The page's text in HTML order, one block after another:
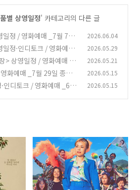
별 상영일정' 카테고리의 다른 글
일정 / 영화예매 _7월 7일
2026.06.04
정·인디토크 / 영화예매 2026.05.29
> 상영일정 / 영화예매 _6
2026.05.21
화예매 _7월 29일 종영 2026.05.15
인디토크 / 영화예매 _6월
2026.05.15